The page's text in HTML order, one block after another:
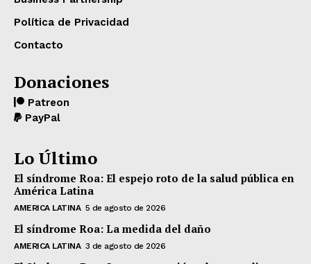
Política de Privacidad
Contacto
Donaciones
Patreon
PayPal
Lo Último
El síndrome Roa: El espejo roto de la salud pública en
América Latina
AMERICA LATINA 5 de agosto de 2026
El síndrome Roa: La medida del daño
AMERICA LATINA 3 de agosto de 2026